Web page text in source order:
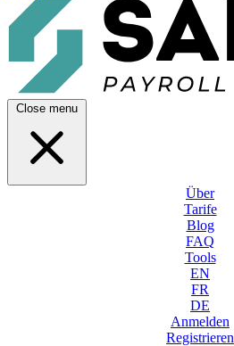
Close menu
Über
Tarife
Blog
FAQ
Tools
EN
FR
DE
Anmelden
Registrieren